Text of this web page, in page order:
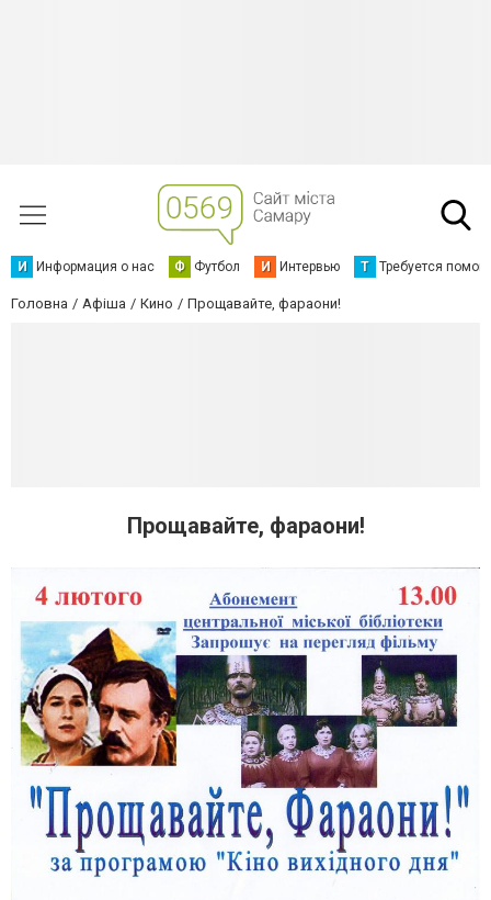
И Информация о нас Ф Футбол И Интервью Т Требуется
Головна Афіша Кино Прощавайте, фараони!
Прощавайте, фараони!